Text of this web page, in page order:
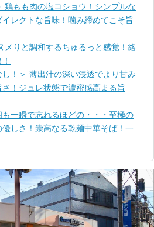
鶏もも肉の塩コショウ！シンプルな
レクトな旨味！噛み締めてこそ旨
メりと調和するちゅるっと感覚！絡
し！＞ 薄出汁の深い浸透でより甘み
！ジュレ状態で濃密感高まる旨
一瞬で忘れるほどの・・・至極の
しさ！崇高なる乾麺中華そば！一